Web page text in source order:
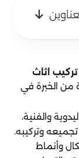
تركيب اثاث
من الخبرة في
والفنية،
وتركيبه.
وأنماط